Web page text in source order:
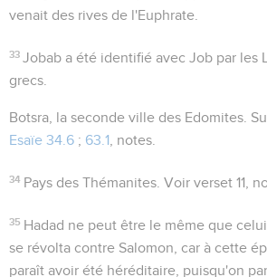
venait des rives de l'Euphrate.
33 Jobab a été identifié avec Job par les
grecs.
Botsra , la seconde ville des Edomites.
Esaïe 34.6 ; 63.1 , notes.
34 Pays des Thémanites . Voir verset 11,
35 Hadad ne peut être le même que
se révolta contre Salomon, car à cette
paraît avoir été héréditaire, puisqu'on